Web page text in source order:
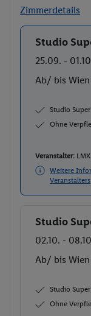
Zimmerdetails
Buchen
Studio
25.09. -
Ab/ bis Wien
Studio
Ohne
Veranstalter:
Weitere
Veranstalters
Buchen
Studio
02.10. -
Ab/ bis Wien
Studio
Ohne